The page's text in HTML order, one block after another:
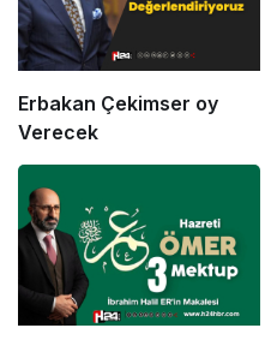
Erbakan Çekimser oy
Verecek